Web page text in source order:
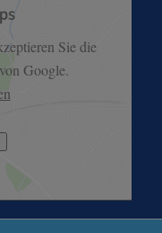
Sie die
Google.